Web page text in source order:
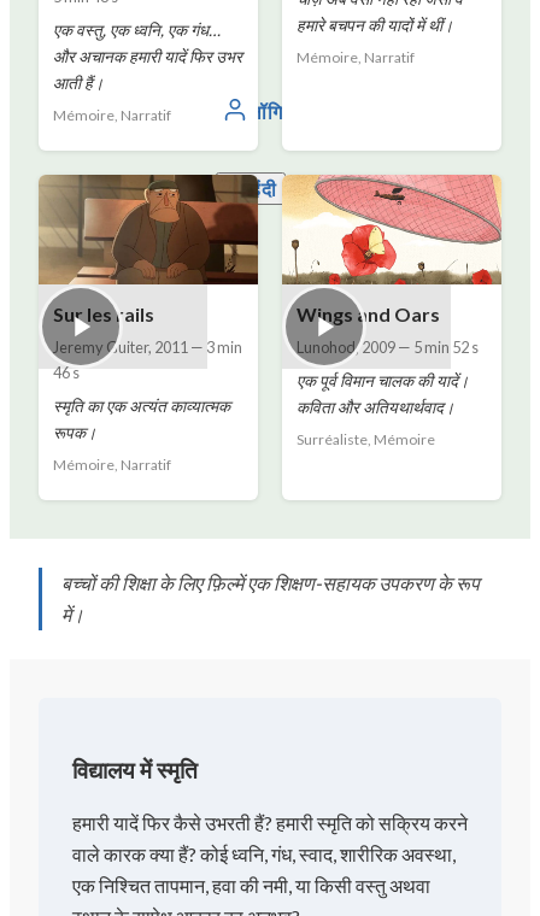
लॉगिन
हिंदी
एक वस्तु, एक ध्वनि, एक गंध…
और अचानक हमारी यादें फिर उभर
आती हैं।
Mémoire, Narratif
हमारे बचपन की यादों में थीं।
Mémoire, Narratif
Sur les rails
Jeremy Guiter, 2011 — 3 min
46 s
स्मृति का एक अत्यंत काव्यात्मक
रूपक।
Mémoire, Narratif
Wings and Oars
Lunohod,2009— 5 min 52 s
एक पूर्व विमान चालक की यादें।
कविता और अतियथार्थवाद।
Surréaliste, Mémoire
बच्चों की शिक्षा के लिए फ़िल्में एक शिक्षण-सहायक उपकरण के रूप
में।
विद्यालय में स्मृति
हमारी यादें फिर कैसे उभरती हैं? हमारी स्मृति को सक्रिय करने
वाले कारक क्या हैं? कोई ध्वनि, गंध, स्वाद, शारीरिक अवस्था,
एक निश्चित तापमान, हवा की नमी, या किसी वस्तु अथवा